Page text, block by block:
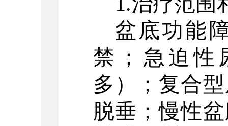
盆底功能
禁；急迫性
多）；复合
脱垂；慢性